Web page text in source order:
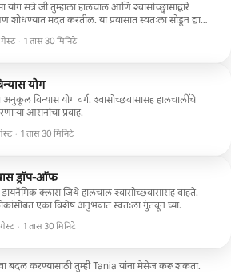
योग सत्रे जी तुम्हाला हालचाल आणि श्वासोच्छ्वासाद्वारे
शोधण्यात मदत करतील. या प्रवासात स्वतःला सोडून द्या
गेस्ट · 1 तास 30 मिनिटे
योग
अनुकूल विन्यास योग वर्ग. श्वासोच्छवासासह हालचालींचे
आसनांचा प्रवाह.
गेस्ट· 1 तास 30 मिनिटे
ड्रॉप-ऑफ
डायनॅमिक क्लास जिथे हालचाल श्वासोच्छवासासह वाहते.
एका विशेष अनुभवात स्वतःला गुंतवून घ्या.
गेस्ट · 1 तास 30 मिनिटे
बदल करण्यासाठी तुम्ही Tania यांना मेसेज करू शकता.